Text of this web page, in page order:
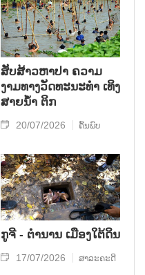
ສັບສ້າວຫາປາ ຄວາມ
ງາມທາງວັດທະນະທໍາ ເທິງ
ສາຍນໍ້າ ຕິກ
20/07/2026 ຄົ້ນພົບ
ກູຈີ - ຕໍານານ ເມືອງໃຕ້ດິນ
17/07/2026 ສາລະຄະດີ